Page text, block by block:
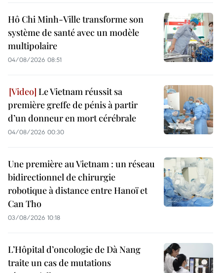
Hô Chi Minh-Ville transforme son
système de santé avec un modèle
multipolaire
04/08/2026 08:51
Le Vietnam réussit sa
première greffe de pénis à partir
d’un donneur en mort cérébrale
04/08/2026 00:30
Une première au Vietnam : un réseau
bidirectionnel de chirurgie
robotique à distance entre Hanoï et
Can Tho
03/08/2026 10:18
L’Hôpital d’oncologie de Dà Nang
traite un cas de mutations